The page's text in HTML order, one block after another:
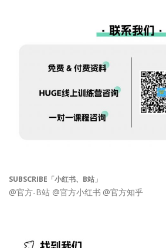
SUBSCRIBE「小红书、B站」
@官方-B站 @官方小红书 @官方知乎